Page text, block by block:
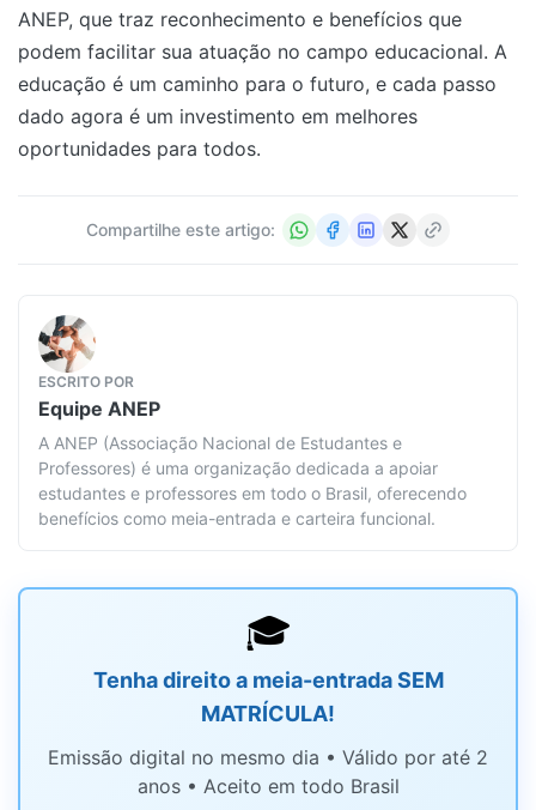
ANEP, que traz reconhecimento e benefícios que
podem facilitar sua atuação no campo educacional. A
educação é um caminho para o futuro, e cada passo
dado agora é um investimento em melhores
oportunidades para todos.
Compartilhe este artigo:
ESCRITO POR
Equipe ANEP
A ANEP (Associação Nacional de Estudantes e
Professores) é uma organização dedicada a apoiar
estudantes e professores em todo o Brasil, oferecendo
benefícios como meia-entrada e carteira funcional.
🎓
Tenha direito a meia-entrada SEM
MATRÍCULA!
Emissão digital no mesmo dia • Válido por até 2
anos • Aceito em todo Brasil